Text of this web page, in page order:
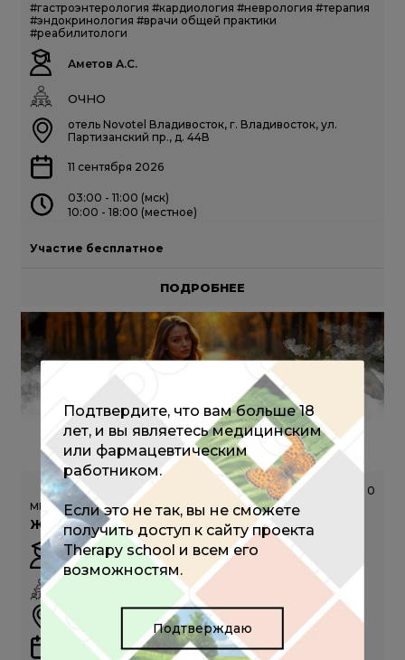
#гастроэнтерология #кардиология #неврология #терапия
#эндокринология #врачи общей практики
#реабилитологи
Аметов А.С.
ОЧНО
отель Novotel Владивосток, г. Владивосток, ул.
Партизанский пр., д. 44В
11 сентября 2026
03:00 - 11:00 (мск)
10:00 - 18:00 (местное)
Участие бесплатное
ПОДРОБНЕЕ
0
МЕЖРЕГИОНАЛЬНАЯ КОНФЕРЕНЦИЯ РОАГ (ОЧНЫЙ ФОРМАТ)
Женское здоровье, Московская область
Зароченцева Н.В.
г. Москва
12 сентября 2026
Подтвердите, что вам больше 18
лет, и вы являетесь медицинским
или фармацевтическим
работником.
Если это не так, вы не сможете
получить доступ к сайту проекта
Therapy school и всем его
возможностям.
Подтверждаю